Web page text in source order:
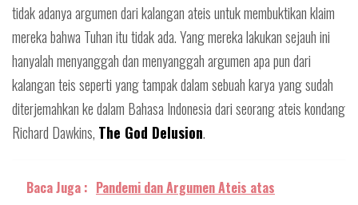
tidak adanya argumen dari kalangan ateis untuk membuktikan klaim
mereka bahwa Tuhan itu tidak ada. Yang mereka lakukan sejauh ini
hanyalah menyanggah dan menyanggah argumen apa pun dari
kalangan teis seperti yang tampak dalam sebuah karya yang sudah
diterjemahkan ke dalam Bahasa Indonesia dari seorang ateis kondang
Richard Dawkins, The God Delusion.
Baca Juga : Pandemi dan Argumen Ateis atas